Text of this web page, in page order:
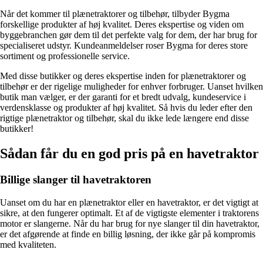
Når det kommer til plænetraktorer og tilbehør, tilbyder Bygma
forskellige produkter af høj kvalitet. Deres ekspertise og viden om
byggebranchen gør dem til det perfekte valg for dem, der har brug for
specialiseret udstyr. Kundeanmeldelser roser Bygma for deres store
sortiment og professionelle service.
Med disse butikker og deres ekspertise inden for plænetraktorer og
tilbehør er der rigelige muligheder for enhver forbruger. Uanset hvilken
butik man vælger, er der garanti for et bredt udvalg, kundeservice i
verdensklasse og produkter af høj kvalitet. Så hvis du leder efter den
rigtige plænetraktor og tilbehør, skal du ikke lede længere end disse
butikker!
Sådan får du en god pris på en havetraktor
Billige slanger til havetraktoren
Uanset om du har en plænetraktor eller en havetraktor, er det vigtigt at
sikre, at den fungerer optimalt. Et af de vigtigste elementer i traktorens
motor er slangerne. Når du har brug for nye slanger til din havetraktor,
er det afgørende at finde en billig løsning, der ikke går på kompromis
med kvaliteten.